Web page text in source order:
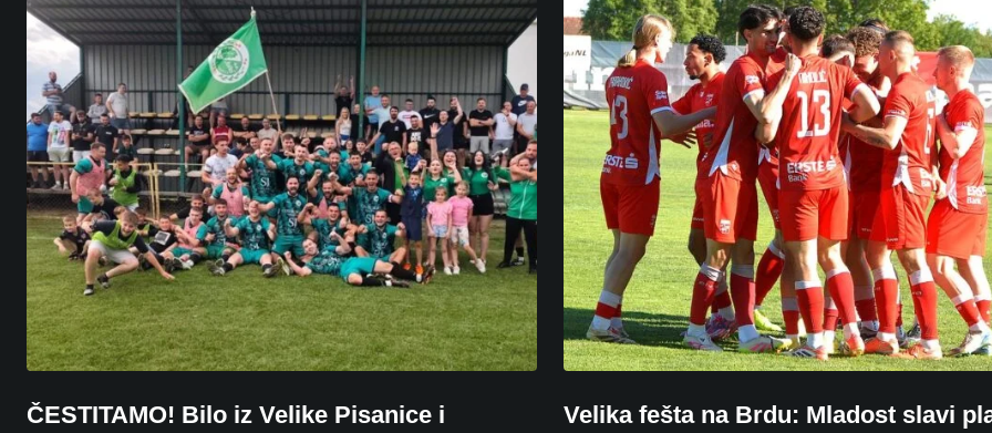
ČESTITAMO! Bilo iz Velike Pisanice i
Velika fešta na Brdu: Mladost slavi